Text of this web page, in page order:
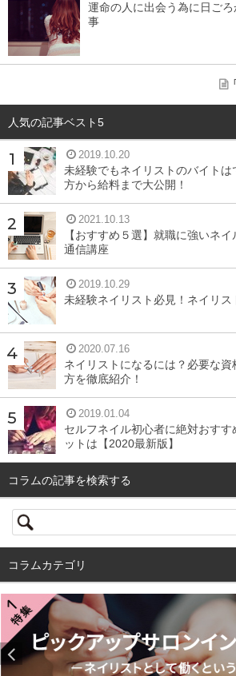
運命の人に出会う為に日ご
事
人気の記事ベスト5
2019.10.20
未経験でもネイリストのバイトは
方から給料まで大公開！
2021.10.13
【おすすめ５選】就職に強いネ
通信講座
2019.10.29
未経験ネイリスト必見！ネイリス
2020.07.16
ネイリストになるには？必要な
方を徹底紹介！
2019.01.04
セルフネイル初心者に絶対おす
ットは【2020最新版】
コラムの記事を検索する
コラムカテゴリ